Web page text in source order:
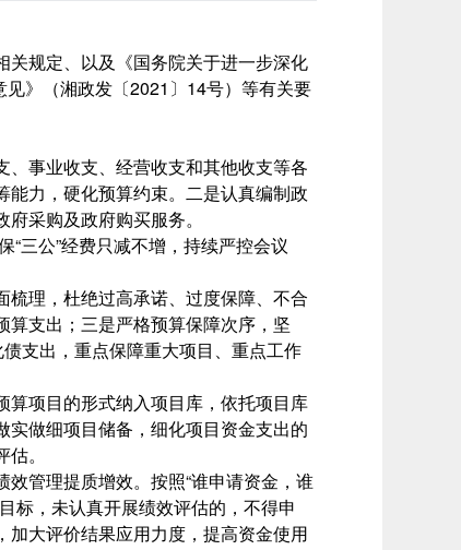
规定、以及《国务院关于进一步深化
》（湘政发〔2021〕14号）等有关要
、事业收支、经营收支和其他收支等各
力，硬化预算约束。二是认真编制政
采购及政府购买服务。
“三公”经费只减不增，持续严控会议
梳理，杜绝过高承诺、过度保障、不合
支出；三是严格预算保障次序，坚
支出，重点保障重大项目、重点工作
算项目的形式纳入项目库，依托项目库
做细项目储备，细化项目资金支出的
。
管理提质增效。按照“谁申请资金，谁
标，未认真开展绩效评估的，不得申
大评价结果应用力度，提高资金使用